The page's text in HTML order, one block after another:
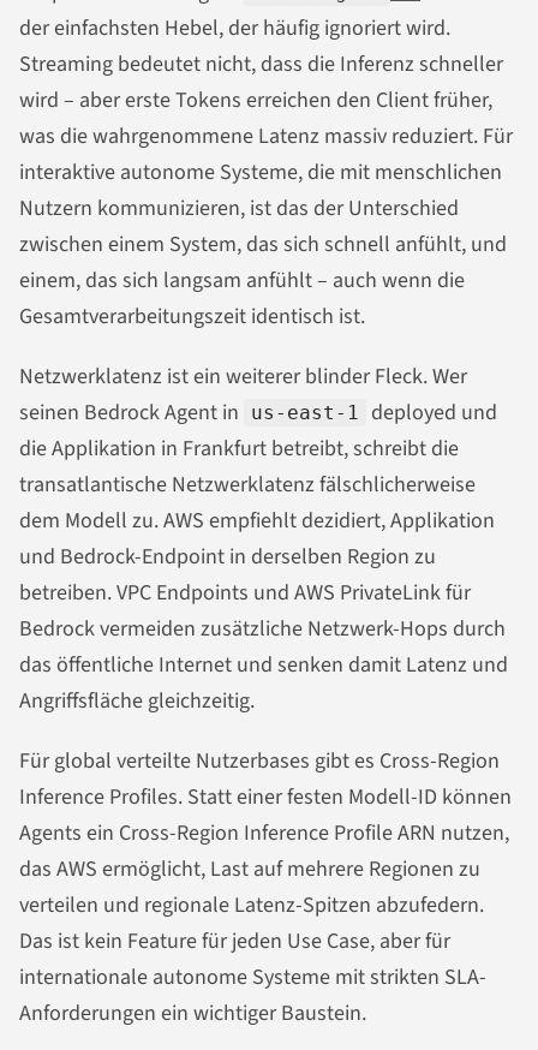
der einfachsten Hebel, der häufig ignoriert wird.
Streaming bedeutet nicht, dass die Inferenz schneller
wird – aber erste Tokens erreichen den Client früher,
was die wahrgenommene Latenz massiv reduziert. Für
interaktive autonome Systeme, die mit menschlichen
Nutzern kommunizieren, ist das der Unterschied
zwischen einem System, das sich schnell anfühlt, und
einem, das sich langsam anfühlt – auch wenn die
Gesamtverarbeitungszeit identisch ist.
Netzwerklatenz ist ein weiterer blinder Fleck. Wer
seinen Bedrock Agent in
us-east-1
deployed und
die Applikation in Frankfurt betreibt, schreibt die
transatlantische Netzwerklatenz fälschlicherweise
dem Modell zu. AWS empfiehlt dezidiert, Applikation
und Bedrock-Endpoint in derselben Region zu
betreiben. VPC Endpoints und AWS PrivateLink für
Bedrock vermeiden zusätzliche Netzwerk-Hops durch
das öffentliche Internet und senken damit Latenz und
Angriffsfläche gleichzeitig.
Für global verteilte Nutzerbases gibt es Cross-Region
Inference Profiles. Statt einer festen Modell-ID können
Agents ein Cross-Region Inference Profile ARN nutzen,
das AWS ermöglicht, Last auf mehrere Regionen zu
verteilen und regionale Latenz-Spitzen abzufedern.
Das ist kein Feature für jeden Use Case, aber für
internationale autonome Systeme mit strikten SLA-
Anforderungen ein wichtiger Baustein.